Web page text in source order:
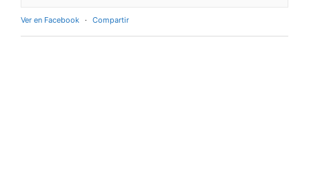
Ver en Facebook · Compartir